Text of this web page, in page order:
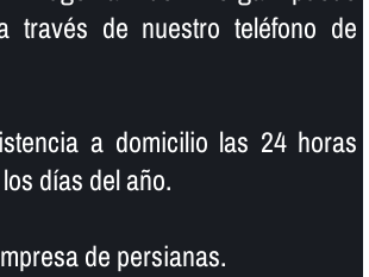
través de nuestro teléfono de
a domicilio las 24 horas
dí­as del año.
de persianas.